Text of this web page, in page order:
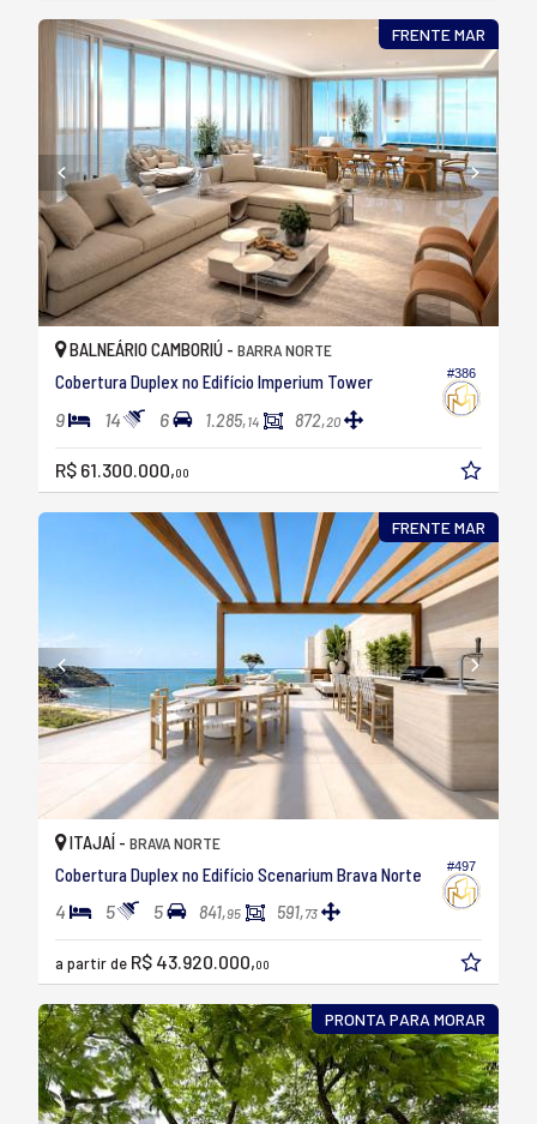
FRENTE MAR
#386
BALNEÁRIO CAMBORIÚ - BARRA NORTE
Cobertura Duplex no Edifício Imperium Tower
9 14 6 1.285,14 872,20
R$ 61.300.000,00
FRENTE MAR
#497
ITAJAÍ - BRAVA NORTE
Cobertura Duplex no Edifício Scenarium Brava Norte
4 5 5 841,95 591,73
a partir de R$ 43.920.000,00
PRONTA PARA MORAR